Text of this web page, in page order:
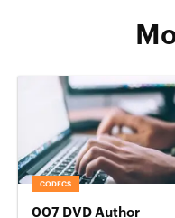
CODECS
007 DVD Author